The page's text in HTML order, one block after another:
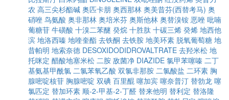
农 高三尖杉酯碱 奥匹卡朋 奥西那林 奥美昔芬(西替考马) 奥
硝唑 鸟氨酸 奥非那林 奥培米芬 奥斯他林 奥替溴铵 恶唑 吡喃
葡糖苷 牛磺酸 十溴二苯醚 癸烷 十胜肽 十碳三烯 癸烯 地西他
滨 地洛西嗪 地喹奎酯 去铁酮 去铁胺 地美环素 脱氧葡萄糖 地
昔帕明 地索奈德 DESOXIDODIDROVALTRATE 去羟米松 地
托咪定 醋酸地塞米松 二胺 敌菌净 DIAZIDE 氯甲苯噻嗪 二丁
基氨基甲酰氯 二氯苯氧乙酸 双氯非那胺 二氯酸盐 二环素 胸
腺嘧啶核苷 胸腺嘧啶 双碘 百里醌 噻加宾 噻奈普汀 替勃龙 噻
氯匹定 替加环素 顺-2-甲基-2-丁醛 替来他明 替利定 替洛隆